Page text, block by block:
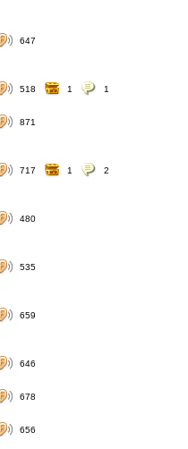
647
518 1 1
871
717 1 2
480
535
659
646
678
656